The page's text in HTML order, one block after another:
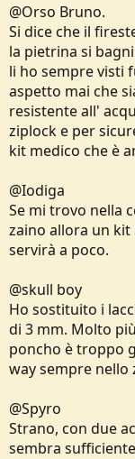
@Orso Bruno.
Si dice che il
la pietrina si
li ho sempre visti
aspetto mai che
resistente all'
ziplock e per
kit medico che è
@Iodiga
Se mi trovo nella
zaino allora un
servirà a poco.
@skull boy
Ho sostituito i
di 3 mm. Molto
poncho è troppo
way sempre nello
@Spyro
Strano, con due
sembra